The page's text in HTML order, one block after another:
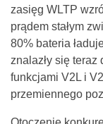
zasięg WLTP
prądem stałym
80% bateria
znalazły się teraz
funkcjami V2L i
przemiennego